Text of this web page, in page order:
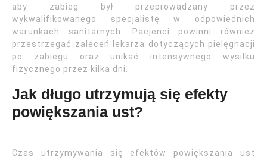
aby zabieg był przeprowadzany przez
wykwalifikowanego specjalistę w odpowiednich
warunkach sanitarnych. Pacjenci powinni również
przestrzegać zaleceń lekarza dotyczących pielęgnacji
po zabiegu oraz unikać intensywnego wysiłku
fizycznego przez kilka dni.
Jak długo utrzymują się efekty
powiększania ust?
Czas utrzymywania się efektów powiększania ust